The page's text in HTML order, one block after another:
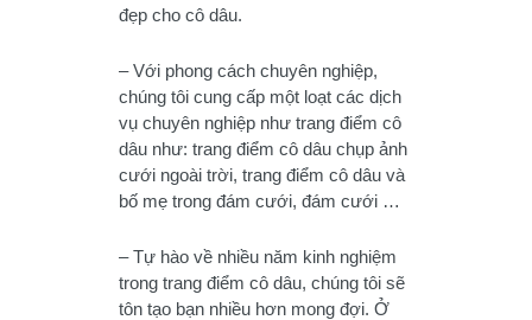
đẹp cho cô dâu.
– Với phong cách chuyên nghiệp,
chúng tôi cung cấp một loạt các dịch
vụ chuyên nghiệp như trang điểm cô
dâu như: trang điểm cô dâu chụp ảnh
cưới ngoài trời, trang điểm cô dâu và
bố mẹ trong đám cưới, đám cưới …
– Tự hào về nhiều năm kinh nghiệm
trong trang điểm cô dâu, chúng tôi sẽ
tôn tạo bạn nhiều hơn mong đợi. Ở